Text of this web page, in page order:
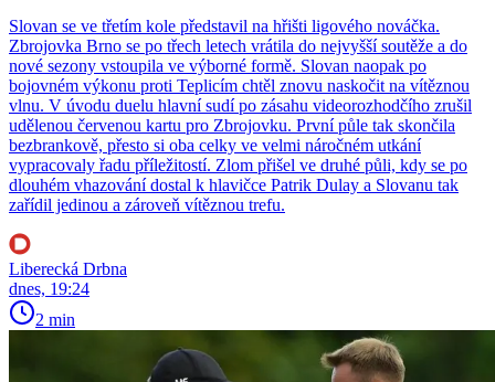
Slovan se ve třetím kole představil na hřišti ligového nováčka.
Zbrojovka Brno se po třech letech vrátila do nejvyšší soutěže a do
nové sezony vstoupila ve výborné formě. Slovan naopak po
bojovném výkonu proti Teplicím chtěl znovu naskočit na vítěznou
vlnu. V úvodu duelu hlavní sudí po zásahu videorozhodčího zrušil
udělenou červenou kartu pro Zbrojovku. První půle tak skončila
bezbrankově, přesto si oba celky ve velmi náročném utkání
vypracovaly řadu příležitostí. Zlom přišel ve druhé půli, kdy se po
dlouhém vhazování dostal k hlavičce Patrik Dulay a Slovanu tak
zařídil jedinou a zároveň vítěznou trefu.
Liberecká Drbna
dnes, 19:24
2 min